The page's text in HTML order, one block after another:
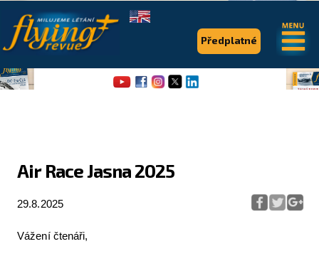
Air Race Jasna 2025
29.8.2025
Vážení čtenáři,
Předplatné
.